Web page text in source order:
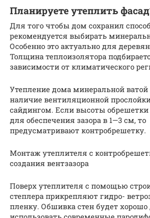
Планируете утеплить
Для того чтобы дом сохранил
рекомендуется выбирать
Особенно это актуально для
Толщина теплоизолятора
зависимости от климатического
Утепление дома минеральной ватой
наличие вентиляционной
сайдингом. Если высоты обрешетки
для обеспечения зазора в 1—3 см, то
предусматривают контробрешетку.
Монтаж утеплителя с
создания вентзазора
Поверх утеплителя с помощью
степлера прикрепляют гидро-
пленку. Обшивка стен будет